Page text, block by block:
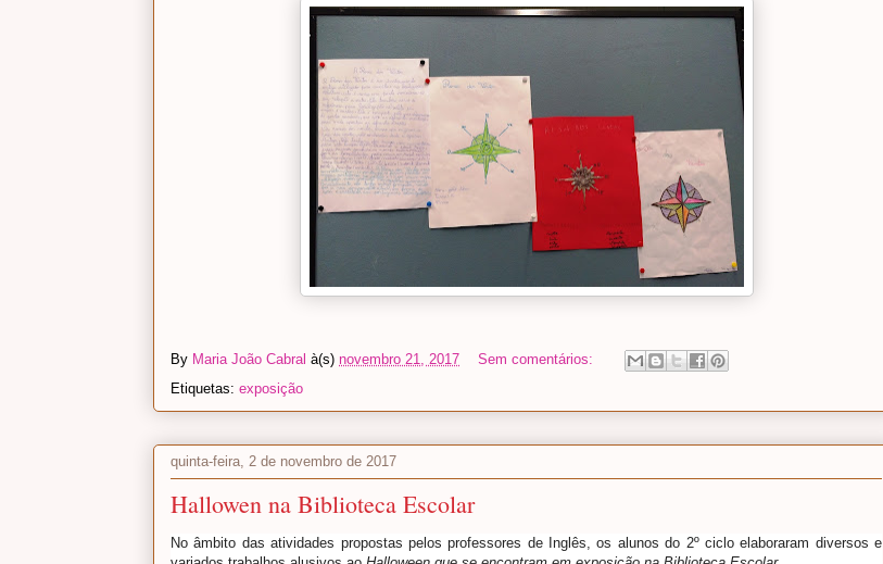
By Maria João Cabral à(s) novembro 21, 2017
Sem comentários:
Etiquetas: exposição
quinta-feira, 2 de novembro de 2017
Hallowen na Biblioteca Escolar
No âmbito das atividades propostas pelos professores de Inglês, os alunos do 2º ciclo elaboraram diversos e